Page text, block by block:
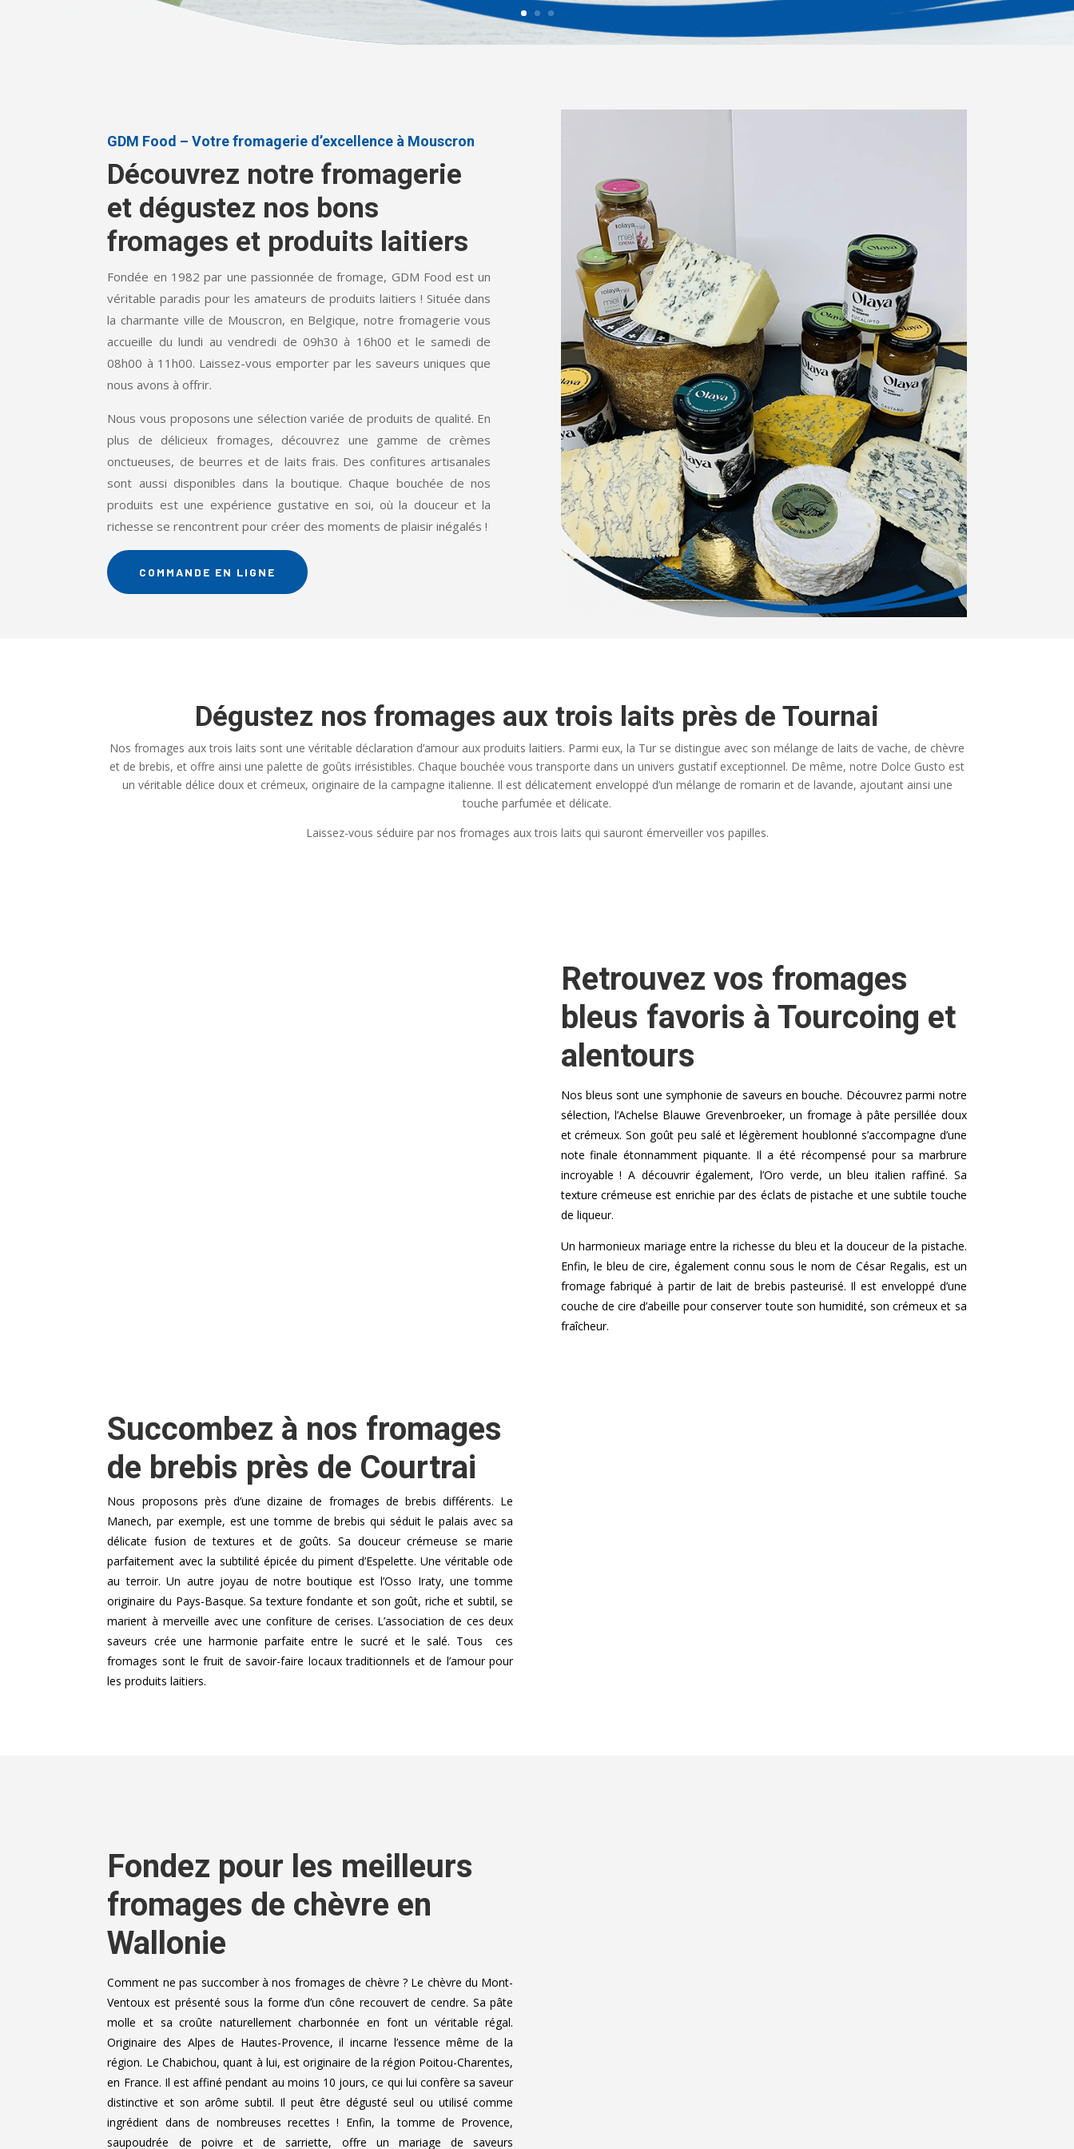
GDM Food – Votre fromagerie d’excellence à Mouscron
Découvrez notre fromagerie
et dégustez nos bons
fromages et produits laitiers
Fondée en 1982 par une passionnée de fromage, GDM Food est un
véritable paradis pour les amateurs de produits laitiers ! Située dans
la charmante ville de Mouscron, en Belgique, notre fromagerie vous
accueille du lundi au vendredi de 09h30 à 16h00 et le samedi de
08h00 à 11h00. Laissez-vous emporter par les saveurs uniques que
nous avons à offrir.
Nous vous proposons une sélection variée de produits de qualité. En
plus de délicieux fromages, découvrez une gamme de crèmes
onctueuses, de beurres et de laits frais. Des confitures artisanales
sont aussi disponibles dans la boutique. Chaque bouchée de nos
produits est une expérience gustative en soi, où la douceur et la
richesse se rencontrent pour créer des moments de plaisir inégalés !
COMMANDE EN LIGNE
Dégustez nos fromages aux trois laits près de Tournai
Nos fromages aux trois laits sont une véritable déclaration d’amour aux produits laitiers. Parmi eux, la Tur se distingue avec son mélange de laits de vache, de chèvre
et de brebis, et offre ainsi une palette de goûts irrésistibles. Chaque bouchée vous transporte dans un univers gustatif exceptionnel. De même, notre Dolce Gusto est
un véritable délice doux et crémeux, originaire de la campagne italienne. Il est délicatement enveloppé d’un mélange de romarin et de lavande, ajoutant ainsi une
touche parfumée et délicate.
Laissez-vous séduire par nos fromages aux trois laits qui sauront émerveiller vos papilles.
Retrouvez vos fromages
bleus favoris à Tourcoing et
alentours
Nos bleus sont une symphonie de saveurs en bouche. Découvrez parmi notre
sélection, l’Achelse Blauwe Grevenbroeker, un fromage à pâte persillée doux
et crémeux. Son goût peu salé et légèrement houblonné s’accompagne d’une
note finale étonnamment piquante. Il a été récompensé pour sa marbrure
incroyable ! A découvrir également, l’Oro verde, un bleu italien raffiné. Sa
texture crémeuse est enrichie par des éclats de pistache et une subtile touche
de liqueur.
Un harmonieux mariage entre la richesse du bleu et la douceur de la pistache.
Enfin, le bleu de cire, également connu sous le nom de César Regalis, est un
fromage fabriqué à partir de lait de brebis pasteurisé. Il est enveloppé d’une
couche de cire d’abeille pour conserver toute son humidité, son crémeux et sa
fraîcheur.
Succombez à nos fromages
de brebis près de Courtrai
Nous proposons près d’une dizaine de fromages de brebis différents. Le
Manech, par exemple, est une tomme de brebis qui séduit le palais avec sa
délicate fusion de textures et de goûts. Sa douceur crémeuse se marie
parfaitement avec la subtilité épicée du piment d’Espelette. Une véritable ode
au terroir. Un autre joyau de notre boutique est l’Osso Iraty, une tomme
originaire du Pays-Basque. Sa texture fondante et son goût, riche et subtil, se
marient à merveille avec une confiture de cerises. L’association de ces deux
saveurs crée une harmonie parfaite entre le sucré et le salé. Tous ces
fromages sont le fruit de savoir-faire locaux traditionnels et de l’amour pour
les produits laitiers.
Fondez pour les meilleurs
fromages de chèvre en
Wallonie
Comment ne pas succomber à nos fromages de chèvre ? Le chèvre du Mont-
Ventoux est présenté sous la forme d’un cône recouvert de cendre. Sa pâte
molle et sa croûte naturellement charbonnée en font un véritable régal.
Originaire des Alpes de Hautes-Provence, il incarne l’essence même de la
région. Le Chabichou, quant à lui, est originaire de la région Poitou-Charentes,
en France. Il est affiné pendant au moins 10 jours, ce qui lui confère sa saveur
distinctive et son arôme subtil. Il peut être dégusté seul ou utilisé comme
ingrédient dans de nombreuses recettes ! Enfin, la tomme de Provence,
saupoudrée de poivre et de sarriette, offre un mariage de saveurs